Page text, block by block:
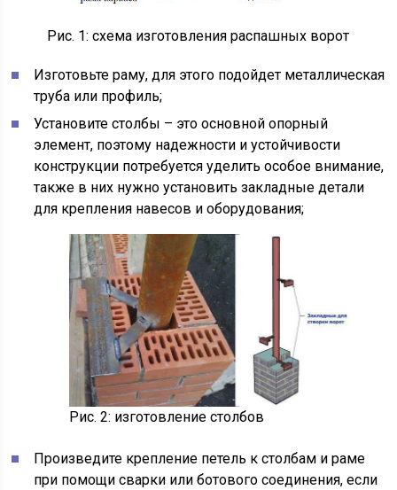
Рис. 1: схема изготовления распашных ворот
Изготовьте раму, для этого подойдет металлическая
труба или профиль;
Установите столбы – это основной опорный
элемент, поэтому надежности и устойчивости
конструкции потребуется уделить особое внимание,
также в них нужно установить закладные детали
для крепления навесов и оборудования;
Рис. 2: изготовление столбов
Произведите крепление петель к столбам и раме
при помощи сварки или ботового соединения, если